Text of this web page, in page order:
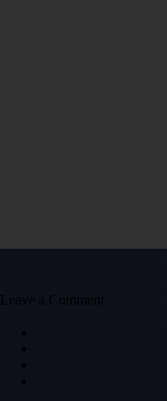
Leave a Comment